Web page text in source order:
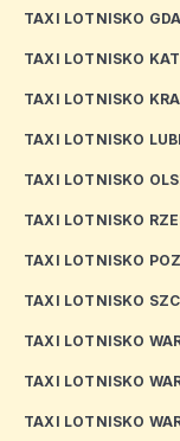
TAXI LOTNISKO
TAXI LOTNISKO
TAXI LOTNISKO
TAXI LOTNISKO
TAXI LOTNISKO
TAXI LOTNISKO
TAXI LOTNISKO
TAXI LOTNISKO
TAXI LOTNISKO
TAXI LOTNISKO
TAXI LOTNISKO